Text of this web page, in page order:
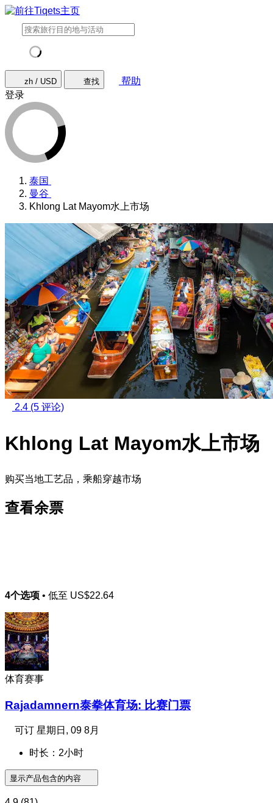
zh / USD 查找
帮助
登录
泰国
曼谷
Khlong Lat Mayom水上市场
2.4 (5 评论)
Khlong Lat Mayom水上市场
购买当地工艺品，乘船穿越市场
查看余票
4个选项 • 低至 US$22.64
体育赛事
Rajadamnern泰拳体育场: 比赛门票
可订 星期日, 09 8月
时长：2小时
显示产品包含的内容